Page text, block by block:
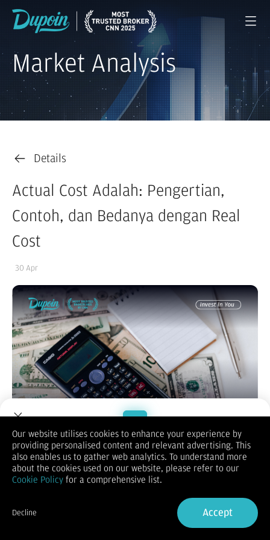
Market Analysis
Details
Actual Cost Adalah: Pengertian,
Contoh, dan Bedanya dengan Real
Cost
30 Apr
Dalam menjalankan sebuah bisnis atau proyek, mengelola
anggaran bukan sekadar soal angka di atas kertas, melainkan
bagaimana Anda melacak setiap rupiah yang keluar secara
sangat krusial agar Anda tidak terjebak dalam estimasi yang
meleset dan mengancam kesehatan finansial perusahaan.
Welcome to Dupoin.
Trade with a Trusted Broker
Sign in
Our website utilises cookies to enhance your experience by
providing personalised content and relevant advertising. This
also enables us to gather web analytics. To understand more
about the cookies used on our website, please refer to our
Cookie Policy for a comprehensive list.
Decline Accept